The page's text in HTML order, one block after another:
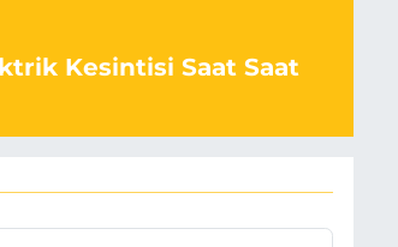
Kesintisi Saat Saat